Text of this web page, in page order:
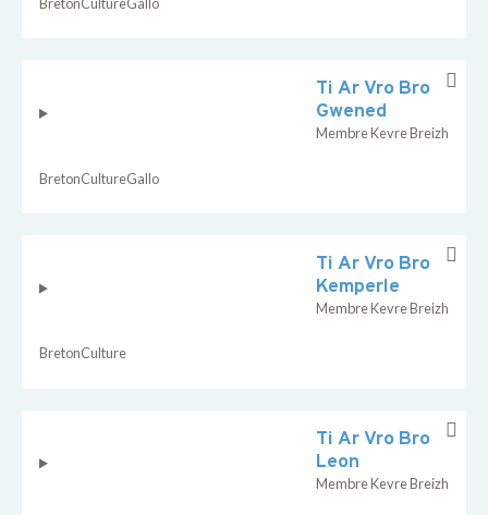
Ti Ar Vro Bro
Gwened
Membre Kevre Breizh
BretonCultureGallo
Ti Ar Vro Bro
Kemperle
Membre Kevre Breizh
BretonCulture
Ti Ar Vro Bro
Leon
Membre Kevre Breizh